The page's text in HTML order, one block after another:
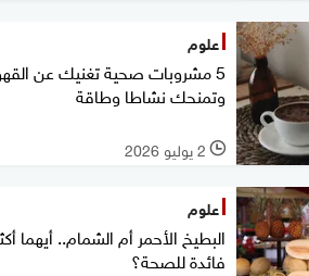
علوم
5 مشروبات صحية تغنيك عن
وتمنحك نشاطا وطاقة
l 2 يوليو 2026
علوم
البطيخ الأحمر أم الشمام.. أيهما
فائدة للصحة؟